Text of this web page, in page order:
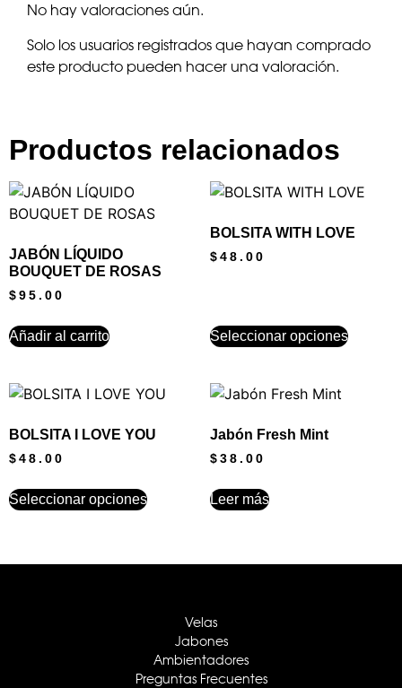
No hay valoraciones aún.
Solo los usuarios registrados que hayan comprado
este producto pueden hacer una valoración.
Productos relacionados
JABÓN LÍQUIDO
BOUQUET DE ROSAS
$ 95.00
Añadir al carrito
BOLSITA WITH LOVE
$ 48.00
Seleccionar opciones
BOLSITA I LOVE YOU
$ 48.00
Seleccionar opciones
Jabón Fresh Mint
$ 38.00
Leer más
Velas
Jabones
Ambientadores
Preguntas Frecuentes